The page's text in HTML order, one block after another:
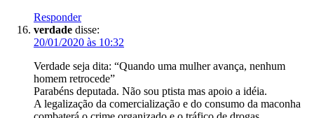
Responder
verdade disse:
20/01/2020 às 10:32
Verdade seja dita: “Quando uma mulher avança, nenhum
homem retrocede”
Parabéns deputada. Não sou ptista mas apoio a idéia.
A legalização da comercialização e do consumo da maconha